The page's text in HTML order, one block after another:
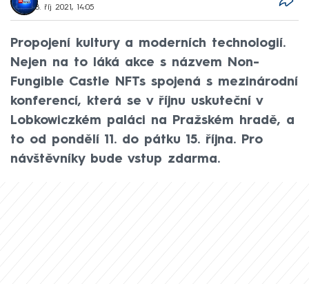
8. říj 2021, 14:05
Propojení kultury a moderních technologií.
Nejen na to láká akce s názvem Non-
Fungible Castle NFTs spojená s mezinárodní
konferencí, která se v říjnu uskuteční v
Lobkowiczkém paláci na Pražském hradě, a
to od pondělí 11. do pátku 15. října. Pro
návštěvníky bude vstup zdarma.